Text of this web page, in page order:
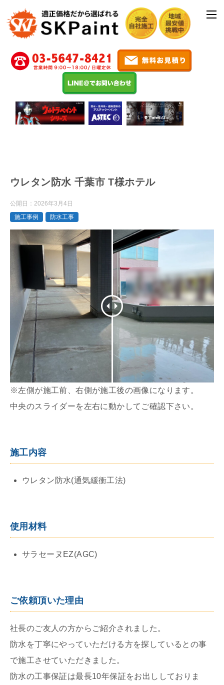
ウレタン防水 千葉市 T様ホテル
公開日： 2026年3月4日
施工事例
防水工事
※左側が施工前、右側が施工後の画像になります。
中央のスライダーを左右に動かしてご確認下さい。
施工内容
ウレタン防水(通気緩衝工法)
使用材料
サラセーヌEZ(AGC)
ご依頼頂いた理由
社長のご友人の方からご紹介されました。
防水を丁寧にやっていただける方を探しているとの事
で施工させていただきました。
防水の工事保証は最長10年保証をお出ししておりま